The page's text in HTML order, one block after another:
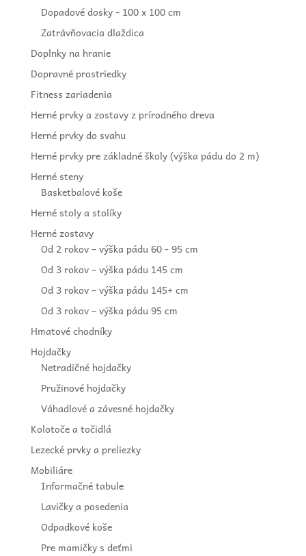
Dopadové dosky - 100 x 100 cm
Zatrávňovacia dlaždica
Doplnky na hranie
Dopravné prostriedky
Fitness zariadenia
Herné prvky a zostavy z prírodného dreva
Herné prvky do svahu
Herné prvky pre základné školy (výška pádu do 2 m)
Herné steny
Basketbalové koše
Herné stoly a stolíky
Herné zostavy
Od 2 rokov – výška pádu 60 - 95 cm
Od 3 rokov – výška pádu 145 cm
Od 3 rokov – výška pádu 145+ cm
Od 3 rokov – výška pádu 95 cm
Hmatové chodníky
Hojdačky
Netradičné hojdačky
Pružinové hojdačky
Váhadlové a závesné hojdačky
Kolotoče a točidlá
Lezecké prvky a preliezky
Mobiliáre
Informačné tabule
Lavičky a posedenia
Odpadkové koše
Pre mamičky s deťmi